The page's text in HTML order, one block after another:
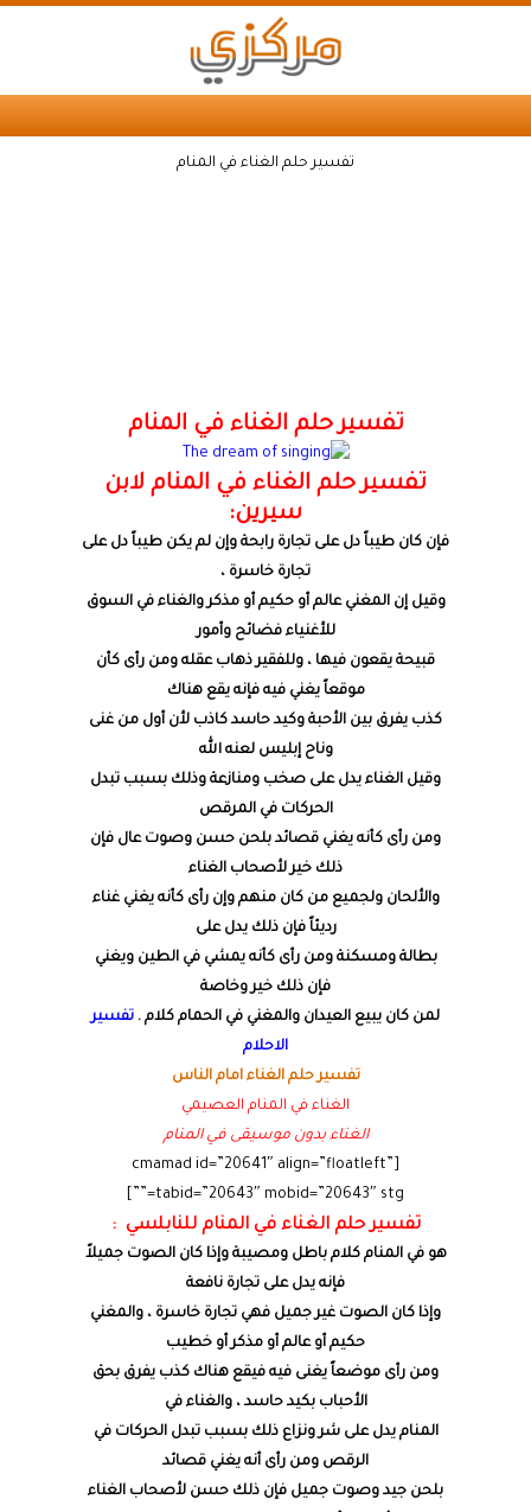
تفسير حلم الغناء في المنام
تفسير حلم الغناء في المنام
تفسير حلم الغناء في المنام لابن
سيرين:
فإن كان طيباً دل على تجارة رابحة وإن لم يكن طيباً دل على
تجارة خاسرة ،
وقيل إن المغني عالم أو حكيم أو مذكر والغناء في السوق
للأغنياء فضائح وأمور
قبيحة يقعون فيها ، وللفقير ذهاب عقله ومن رأى كأن
موقعاً يغني فيه فإنه يقع هناك
كذب يفرق بين الأحبة وكيد حاسد كاذب لأن أول من غنى
وناح إبليس لعنه الله
وقيل الغناء يدل على صخب ومنازعة وذلك بسبب تبدل
الحركات في المرقص
ومن رأى كأنه يغني قصائد بلحن حسن وصوت عال فإن
ذلك خير لأصحاب الغناء
والألحان ولجميع من كان منهم وإن رأى كأنه يغني غناء
رديئاً فإن ذلك يدل على
بطالة ومسكنة ومن رأى كأنه يمشي في الطين ويغني
فإن ذلك خير وخاصة
لمن كان يبيع العيدان والمغني في الحمام كلام . تفسير
الاحلام
تفسير حلم الغناء امام الناس
الغناء في المنام العصيمي
الغناء بدون موسيقى في المنام
[cmamad id=”20641″ align=”floatleft”
tabid=”20643″ mobid=”20643″ stg=””]
تفسير حلم الغناء في المنام للنابلسي :
هو في المنام كلام باطل ومصيبة وإذا كان الصوت جميلاً
فإنه يدل على تجارة نافعة
وإذا كان الصوت غير جميل فهي تجارة خاسرة ، والمغني
حكيم أو عالم أو مذكر أو خطيب
ومن رأى موضعاً يغنى فيه فيقع هناك كذب يفرق بحق
الأحباب بكيد حاسد ، والغناء في
المنام يدل على شر ونزاع ذلك بسبب تبدل الحركات في
الرقص ومن رأى أنه يغني قصائد
بلحن جيد وصوت جميل فإن ذلك حسن لأصحاب الغناء